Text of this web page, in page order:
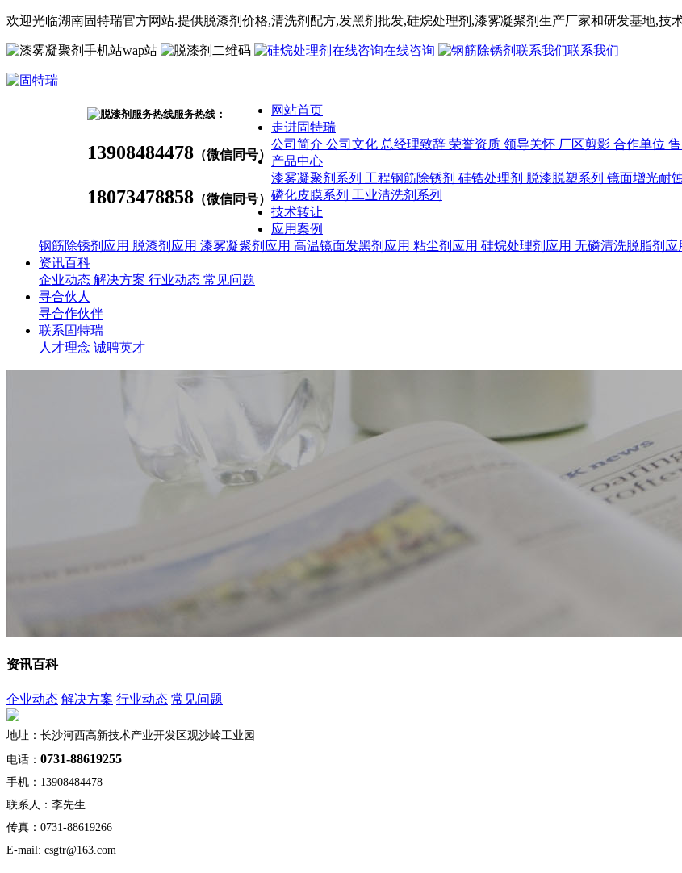
欢迎光临湖南固特瑞官方网站.提供脱漆剂价格,清洗剂 配方,发黑剂 批发,硅烷处理剂 ,漆雾凝聚剂 生产厂家和研发基地,技
wap站 在线咨询 联系我们
服务热线：
13908484478 （微信同号）
18073478858 （微信同号）
网站首页
走进固特瑞
公司简介 公司文化 总经理致辞 荣誉资质 领导关怀 厂区剪影 合作单位
产品中心
漆雾凝聚剂系列 工程钢筋除锈剂 硅锆处理剂 脱漆脱塑系列 镜面增光耐
磷化皮膜系列 工业清洗剂系列
技术转让
应用案例
钢筋除锈剂应用 脱漆剂应用 漆雾凝聚剂应用 高温镜面发黑剂应用 粘尘剂应用 硅烷处理剂应用 无磷清洗脱脂剂应
资讯百科
企业动态 解决方案 行业动态 常见问题
寻合伙人
寻合作伙伴
联系固特瑞
人才理念 诚聘英才
资讯百科
企业动态 解决方案 行业动态 常见问题
地址：长沙河西高新技术产业开发区观沙岭工业园
电话： 0731-88619255
手机：13908484478
联系人：李先生
传真：0731-88619266
E-mail: csgtr@163.com